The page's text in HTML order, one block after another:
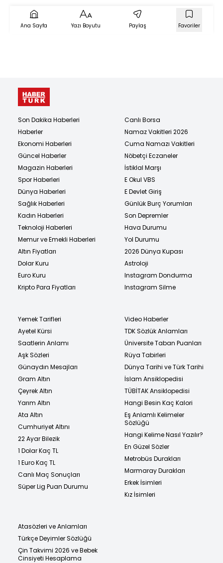
Ana Sayfa Yazı Boyutu Paylaş Favoriler
Son Dakika Haberleri
Haberler
Ekonomi Haberleri
Güncel Haberler
Magazin Haberleri
Spor Haberleri
Dünya Haberleri
Sağlık Haberleri
Kadın Haberleri
Teknoloji Haberleri
Memur ve Emekli Haberleri
Altın Fiyatları
Dolar Kuru
Euro Kuru
Kripto Para Fiyatları
Canlı Borsa
Namaz Vakitleri 2026
Cuma Namazı Vakitleri
Nöbetçi Eczaneler
İstiklal Marşı
E Okul VBS
E Devlet Giriş
Günlük Burç Yorumları
Son Depremler
Hava Durumu
Yol Durumu
2026 Dünya Kupası
Astroloji
Instagram Dondurma
Instagram Silme
Yemek Tarifleri
Ayetel Kürsi
Saatlerin Anlamı
Aşk Sözleri
Günaydın Mesajları
Gram Altın
Çeyrek Altın
Yarım Altın
Ata Altın
Cumhuriyet Altını
22 Ayar Bilezik
1 Dolar Kaç TL
1 Euro Kaç TL
Canlı Maç Sonuçları
Süper Lig Puan Durumu
Video Haberler
TDK Sözlük Anlamları
Üniversite Taban Puanları
Rüya Tabirleri
Dünya Tarihi ve Türk Tarihi
İslam Ansiklopedisi
TÜBİTAK Ansiklopedisi
Hangi Besin Kaç Kalori
Eş Anlamlı Kelimeler
Sözlüğü
Hangi Kelime Nasıl Yazılır?
En Güzel Sözler
Metrobüs Durakları
Marmaray Durakları
Erkek İsimleri
Kız İsimleri
Atasözleri ve Anlamları
Türkçe Deyimler Sözlüğü
Çin Takvimi 2026 ve Bebek
Cinsiyeti Hesaplama